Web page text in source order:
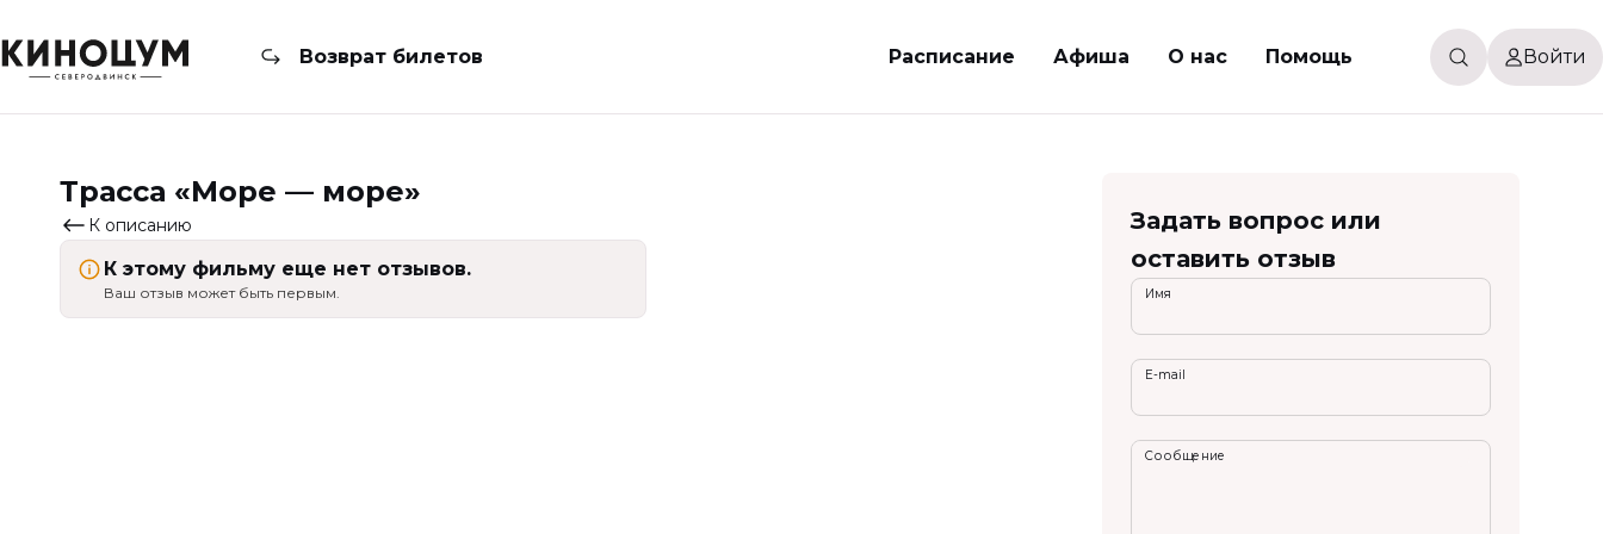
Возврат билетов Расписание Афиша О нас Помощь Войти
Трасса «Море — море»
К описанию
К этому фильму еще нет отзывов.
Ваш отзыв может быть первым.
Задать вопрос или
оставить отзыв
Имя
E-mail
Сообщение